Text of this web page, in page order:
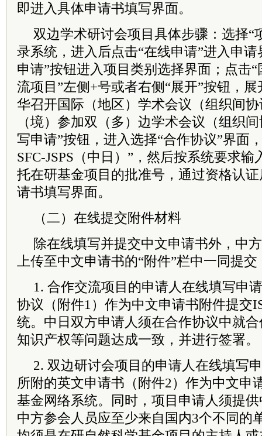
即进入具体申请书填写界面。
双边学术研讨会项目具体步骤：选择“
录系统，进入后点击“在线申请”进入申
申请”按钮进入项目类别选择界面；点击
流项目”左侧+号或者右侧“展开”按钮，
华召开国际（地区）学术会议（组织间协
（境）参加双（多）边学术会议（组织
写申请”按钮，进入选择“合作协议”界面
SFC-JSPS（中日）”，然后按系统要求
托在研基金项目的批准号，通过资格认
请书填写界面。
（二）在线提交附件材料
除在线填写并提交中文申请书外，中
上传至中文申请书的“附件”栏中一同提交
1. 合作交流项目的申请人在线填写申
协议（附件1）作为中文申请书附件提交
统。中日双方申请人须在合作协议中就
知识产权等问题达成一致，并进行签署。
2. 双边研讨会项目的申请人在线填写
所附的英文申请书（附件2）作为中文申
基金网络系统。同时，项目申请人须提
中方参会人员应至少来自国内3个不同的